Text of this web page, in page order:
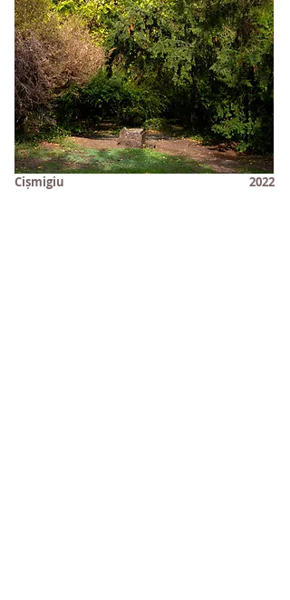
Cișmigiu 2022